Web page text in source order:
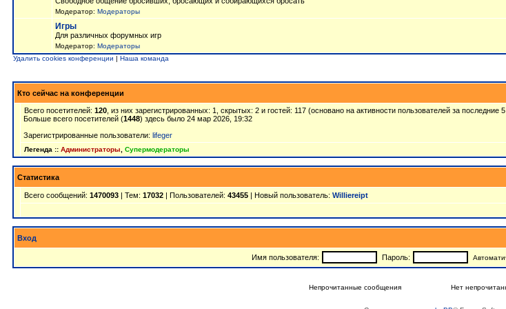
Модератор: Модераторы
Игры
Для различных форумных игр
Модератор: Модераторы
Удалить cookies конференции | Наша команда
Кто сейчас на конференции
Всего посетителей: 120 , из них зарегистрированных: 1, скрытых: 2 и гостей: 117 (основано на активности пользователей за последние
Больше всего посетителей (1448) здесь было 24 мар 2026, 19:32
Зарегистрированные пользователи: lifeger
Легенда :: Администраторы Супермодераторы
Статистика
Всего сообщений: 1470093 | Тем: 17032 | Пользователей: 43455 | Новый пользователь: Williereipt
Вход
Имя пользователя: Пароль:
Непрочитанные сообщения Нет